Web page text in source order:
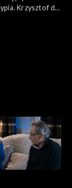
Krzysztof do
również